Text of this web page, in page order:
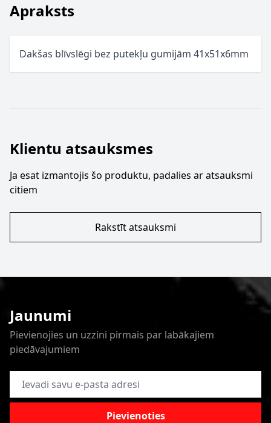
Apraksts
Dakšas blīvslēgi bez putekļu gumijām 41x51x6mm
Klientu atsauksmes
Ja esat izmantojis šo produktu, padalies ar atsauksmi
citiem
Rakstīt atsauksmi
Jaunumi
Pievienojies un uzzini pirmais par labākajiem
piedāvajumiem
E-pasta adrese
Pievienoties